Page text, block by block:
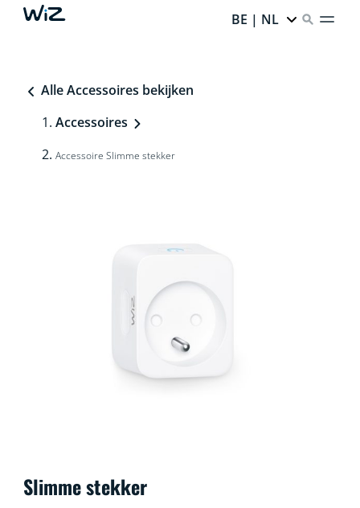
BE | NL
Alle Accessoires bekijken
Accessoires
Accessoire Slimme stekker
Slimme stekker